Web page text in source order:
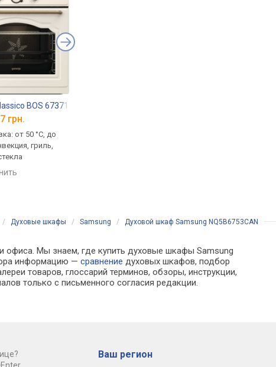
BOS 67371 CLI
грн.
от 50 °C, до
гриль,
/ Духовые шкафы / Samsung / Духовой шкаф Samsung NQ5B6753CAN
офиса. Мы знаем, где купить духовые шкафы Samsung
информацию —сравнение духовых шкафов, подбор
товаров, глоссарий терминов, обзоры, инструкции,
только с письменного согласия редакции.
Ваш регион